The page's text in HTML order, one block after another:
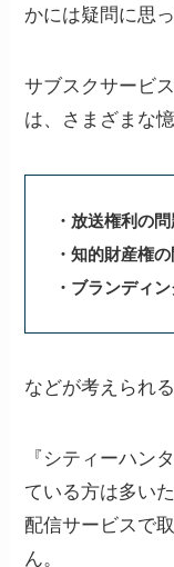
かには疑問に思
サブスクサービ
は、さまざまな
・放送権利の問
・知的財産権
・ブランディ
などが考えられ
『シティーハン
ている方は多い
配信サービスで
ん。